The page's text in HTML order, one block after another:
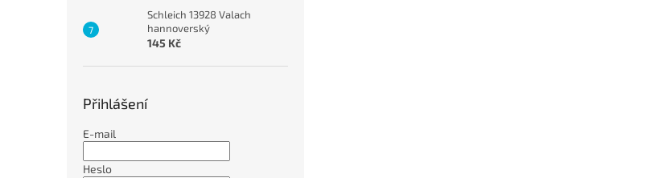
Schleich 13928 Valach
hannoverský
145 Kč
Přihlášení
E-mail
Heslo